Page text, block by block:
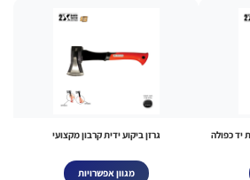
גרזן ביקוע ידית קרבון מקצועי
מגוון אפשרויות